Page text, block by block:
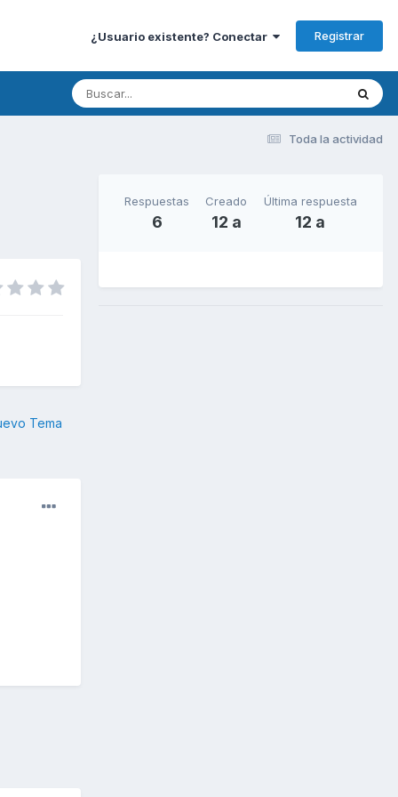
¿Usuario existente? Conectar Registrar
Toda la actividad
Tema
Respuestas
6
Creado
12 a
Última respuesta
12 a